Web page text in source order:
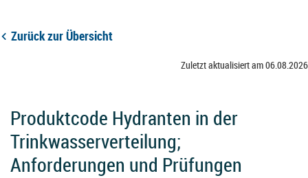
Zurück zur Übersicht
Zuletzt aktualisiert am 06.08.2026
Produktcode Hydranten in der
Trinkwasserverteilung;
Anforderungen und Prüfungen